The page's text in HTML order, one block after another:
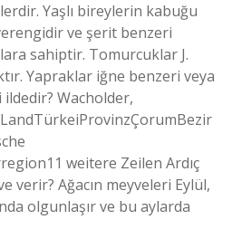
Yaşlı bireylerin kabuğu
ve şerit benzeri
sahiptir. Tomurcuklar J.
Yapraklar iğne benzeri veya
Wacholder,
weitere Zeilen Ardıç
verir? Ağacın meyveleri Eylül,
olgunlaşır ve bu aylarda